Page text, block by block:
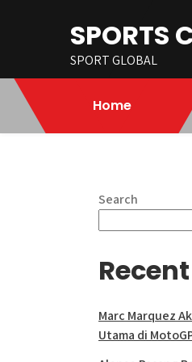
SPORTS
SPORT GLOBAL
Home
Search
Marc Marquez
Utama di